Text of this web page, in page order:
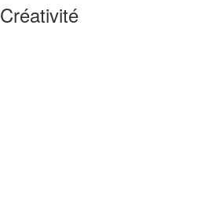
Créativité